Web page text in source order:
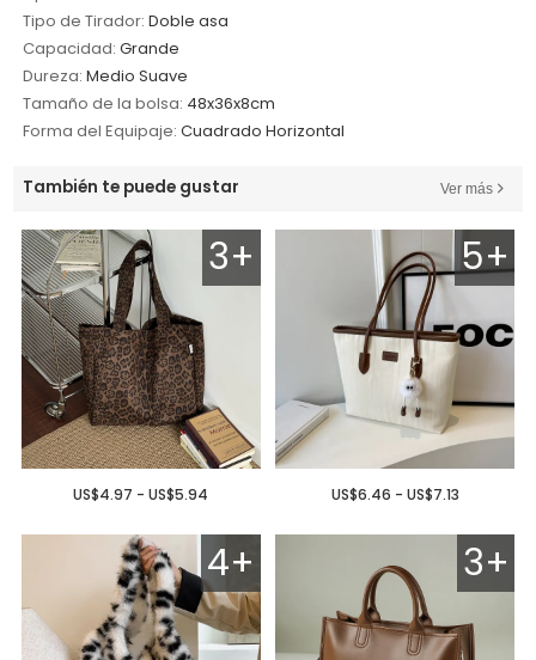
Tipo de Tirador: Doble asa
Capacidad: Grande
Dureza: Medio Suave
Tamaño de la bolsa: 48x36x8cm
Forma del Equipaje: Cuadrado Horizontal
También te puede gustar Ver más
3+
US$4.97 - US$5.94
5+
US$6.46 - US$7.13
4+ 3+